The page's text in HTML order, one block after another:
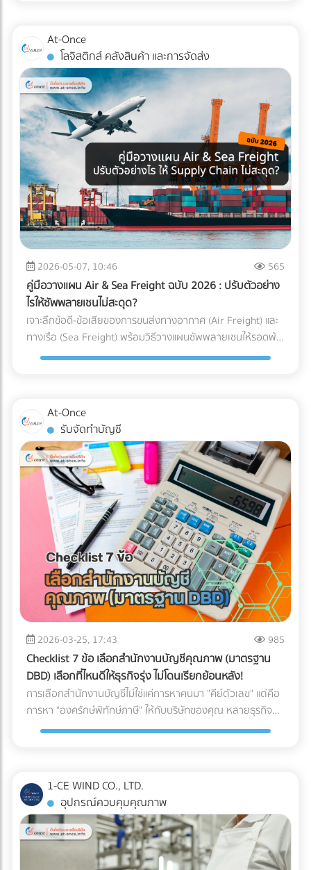
ป้องกันอุบัติเหตุ เหมาะกับใคร?: อาคารที่มีรูปทรงตัว L อยู่แล้ว,
คลังสินค้าที่ต้องการแยกประเภทรถบรรทุกขาเข้าและขาออกแบบ
เด็ดขาด (เช่น รถเทรลเลอร์ส่งของเข้าทางด้านหน้า รถกระบะรับ
ของออกทางด้านข้าง) เช็กลิสต์: เลือก Layout แบบไหนให้ตอบ
โจทย์ที่สุด? หากคุณกำลังจะสร้างคลังสินค้าใหม่ หรือรีโนเวทคลัง
เดิม ลองใช้ 3 คำถามนี้เป็นตัวกรองครับ: ลักษณะอาคารของคุณ
เป็นแบบไหน? (หากมีประตูฝั่งเดียว = บังคับตัว U, หากมีประตู
หน้า-หลัง = ทำตัว I ได้) คุณใช้รถโฟล์คลิฟต์กี่คัน? (ถ้างบจำกัด
และมีรถน้อย การใช้ผังตัว U จะช่วยให้บริหารการใช้รถโฟล์คลิฟต์
ได้คุ้มค่ากว่า) ความเร็วหรือพื้นที่ สำคัญกว่ากัน? (ตัว U เน้น
ประหยัดพื้นที่และยืดหยุ่น ส่วนตัว I เน้นความเร็วและลดคอขวด)
กำลังมองหาผู้เชี่ยวชาญด้านคลังสินค้าอยู่หรือเปล่า? การ
ออกแบบ Layout ที่ดีเป็นเพียงจุดเริ่มต้น การก่อสร้างโครงสร้าง
ที่แข็งแรง การติดตั้งชั้นวาง (Racking System) ที่ได้มาตรฐาน
และการวางระบบคลังสินค้า (WMS) คือฟันเฟืองที่ช่วยให้ธุรกิจ
ของคุณเติบโตอย่างมั่นคง หากคุณกำลังมองหา บริษัทรับเหมา
ก่อสร้างคลังสินค้า, ผู้ให้บริการออกแบบและติดตั้งระบบชั้นวาง
(Racking), หรือผู้ให้บริการ Logistics มืออาชีพ... ไม่ต้องเสีย
เวลาเสิร์ชหาให้ยุ่งยาก!
แต่ยังทำให้ข้อมูลวิ่งตรงเข้าสู่ระบบของสรรพากรอย่างแม่นยำและ
ไร้รอยต่อ 3. กระทบยอด (Reconcile) บัญชีและสต็อกสินค้า
อย่างสม่ำเสมอ ข้อผิดพลาดสุดคลาสสิกของ SME คือการ "ดอง
เอกสาร" ไว้ทำทีเดียวตอนสิ้นปี ซึ่งในยุคที่สรรพากรเห็นข้อมูล e-
Payment ของคุณแทบจะแบบ Real-time การรอแก้ปัญหาตอน
สิ้นปีถือว่าสายเกินไป วิธีแก้: ต้องทำการ "กระทบยอดบัญชี"
ระหว่าง Statement ธนาคาร กับสมุดบัญชีรายวันเป็นประจำ "ทุก
เดือน" รวมถึงต้องมีการนับสต็อกสินค้าให้ตรงกับตัวเลขในระบบ
อยู่เสมอ หากพบความผิดปกติจะได้ปรับปรุงแก้ไขได้ทันท่วงที 3
เหตุผลที่ธุรกิจยุค 2026 ขาด “สำนักงานบัญชีมืออาชีพ” ไม่ได้
การจ้างสำนักงานบัญชีที่ได้มาตรฐาน เป็นได้มากกว่าแค่งาน
ธุรการหรือผู้คีย์ข้อมูล ราคาที่ต้องจ่าย "ไม่ใช่ความสิ้นเปลือง แต่
คือการลงทุน" ที่ช่วยชี้ชะตาความอยู่รอดขององค์กรด้วย 3
เหตุผลหลัก ดังนี้: 1. เป็นเครื่องดักจับ Red Flags ก่อนถึงมือ AI
สรรพากร สำนักงานบัญชีมืออาชีพ (ที่มี CPA หรือ CPD ดูแล) จะ
ทำหน้าที่เป็น “แนวป้องกันแรก” ตรวจสอบความสอดคล้องของ
ตัวเลข (Reconciliation) เทียบเคียงสัดส่วนรายได้และค่าใช้จ่ายให้
สมเหตุสมผล และช่วยอุดรอยรั่วของข้อมูลก่อนยื่นต่อกรม
สรรพากร 2. เปลี่ยนผ่านการยื่นเอกสารกระดาษ สู่ Digital Tax
อย่างไร้รอยต่อ สำนักงานบัญชียุคใหม่จะมีเครื่องมือและ
ว่าข้อมูลทุกเส้นทางเงินถูกส่งเข้าระบบอย่างถูกต้อง 100% 3.
ยกระดับบทบาทสู่ "Virtual CFO" (ที่ปรึกษาทางการเงินส่วนตัว)
บทบาทของนักบัญชีในปี 2026 ไม่ได้จบแค่การปิดงบ แต่คนเก่งๆ
จะนำ Data มาวิเคราะห์เพื่อวางแผนกลยุทธ์ ไม่ว่าจะเป็นการหา
ช่องทางใช้สิทธิประโยชน์ทางภาษีอย่างถูกต้อง การประเมินผลกระ
ทบจากภาษีคาร์บอน (Carbon Tax) ไปจนถึงการจัดทำงบการเงิน
ให้พร้อมสำหรับการสเกลธุรกิจ บทสรุป: AI ไม่ได้ถูกสร้างมาเพื่อ
จับผิดคนทำถูก แต่สร้างมาเพื่อหา "ความย้อนแย้งของ Data"
ดังนั้น ตราบใดที่งบการเงินและเอกสารทางภาษีของคุณ
สอดคล้องกับความเป็นจริง AI ของสรรพากรก็ไม่ใช่เรื่องที่น่า
กลัวแต่อย่างใด ไม่แพ้คู่แข่ง ไม่พลาดเรื่องภาษี!
At-Once
โลจิสติกส์ คลังสินค้า และการจัดส่ง
2026-05-07, 10:46 565
คู่มือวางแผน Air & Sea Freight ฉบับ 2026 : ปรับตัวอย่าง
ไรให้ซัพพลายเชนไม่สะดุด?
เจาะลึกข้อดี-ข้อเสียของการขนส่งทางอากาศ (Air Freight) และ
ทางเรือ (Sea Freight) พร้อมวิธีวางแผนซัพพลายเชนให้รอดพ้น
ทุกวิกฤต ค้นหาพาร์ทเนอร์โลจิสติกส์ได้ที่ At-Once
At-Once
รับจัดทำบัญชี
2026-03-25, 17:43 985
Checklist 7 ข้อ เลือกสำนักงานบัญชีคุณภาพ (มาตรฐาน
DBD) เลือกที่ไหนดีให้ธุรกิจรุ่ง ไม่โดนเรียกย้อนหลัง!
การเลือกสำนักงานบัญชีไม่ใช่แค่การหาคนมา "คีย์ตัวเลข" แต่คือ
การหา "องครักษ์พิทักษ์ภาษี" ให้กับบริษัทของคุณ หลายธุรกิจ
ต้องปิดตัวลงหรือเสียกำไรมหาศาลเพียงเพราะการจัดการบัญชีที่
คุ้มค่าและปลอดภัยที่สุด
1-CE WIND CO., LTD.
อุปกรณ์ควบคุมคุณภาพ